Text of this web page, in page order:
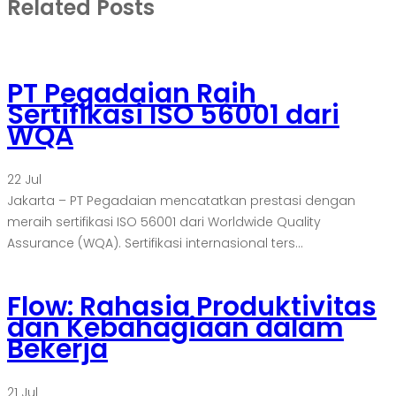
Related Posts
PT Pegadaian Raih
Sertifikasi ISO 56001 dari
WQA
22 Jul
Jakarta – PT Pegadaian mencatatkan prestasi dengan
meraih sertifikasi ISO 56001 dari Worldwide Quality
Assurance (WQA). Sertifikasi internasional ters...
Flow: Rahasia Produktivitas
dan Kebahagiaan dalam
Bekerja